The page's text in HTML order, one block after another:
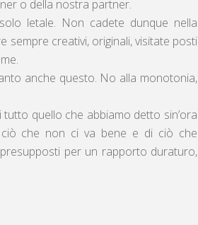
o della nostra partner.
letale. Non cadete dunque nella
sempre creativi, originali, visitate posti
anche questo. No alla monotonia,
quello che abbiamo detto sin’ora
ciò che non ci va bene e di ciò che
per un rapporto duraturo,